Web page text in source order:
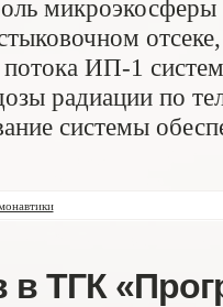
микроэкосферы
потока ИП-1
радиации по
системы
в ТГК